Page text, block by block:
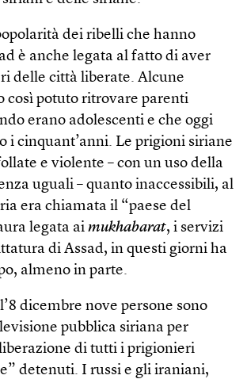
dei ribelli che hanno
è anche legata al fatto di aver
delle città liberate. Alcune
così potuto ritrovare parenti
erano adolescenti e che oggi
i cinquant’anni. Le prigioni siriane
e violente – con un uso della
uguali – quanto inaccessibili, al
era chiamata il “paese del
legata ai mukhabarat, i servizi
di Assad, in questi giorni ha
almeno in parte.
dicembre nove persone sono
pubblica siriana per
di tutti i prigionieri
detenuti. I russi e gli iraniani,